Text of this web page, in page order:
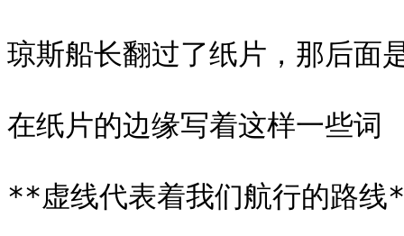
琼斯船长翻过了纸片，那后面
在纸片的边缘写着这样一些词
**虚线代表着我们航行的路